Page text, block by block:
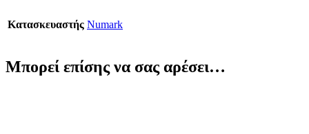
Κατασκευαστής Numark
Μπορεί επίσης να σας αρέσει…